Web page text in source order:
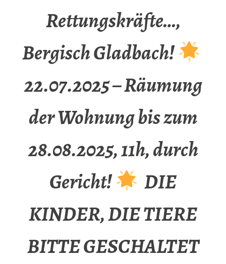
Rettungskräfte…,
Bergisch Gladbach!
22.07.2025 – Räumung
der Wohnung bis zum
28.08.2025, 11h, durch
Gericht!
DIE
KINDER, DIE TIERE
BITTE GESCHALTET